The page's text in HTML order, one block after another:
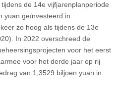
de 14e vijfjarenplanperiode
yuan geïnvesteerd in
zo hoog als tijdens de 13e
In 2022 overschreed de
voor het eerst
voor het derde jaar op rij
van 1,3529 biljoen yuan in